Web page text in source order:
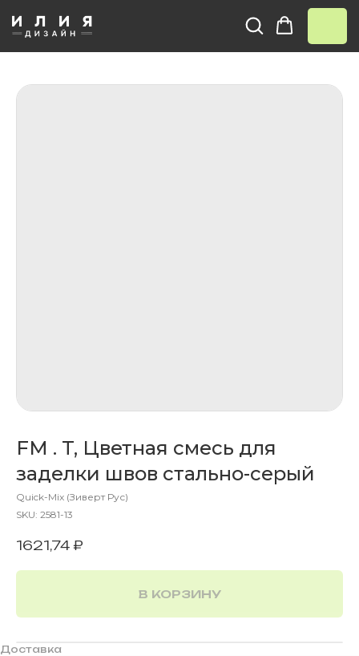
FM . T, Цветная смесь для
заделки швов стально-серый
Quick-Mix (Зиверт Рус)
SKU: 2581-13
1621,74 ₽
В КОРЗИНУ
Доставка